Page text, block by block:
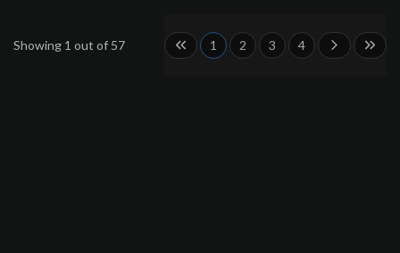
Showing 1 out of 57 1 2 3 4